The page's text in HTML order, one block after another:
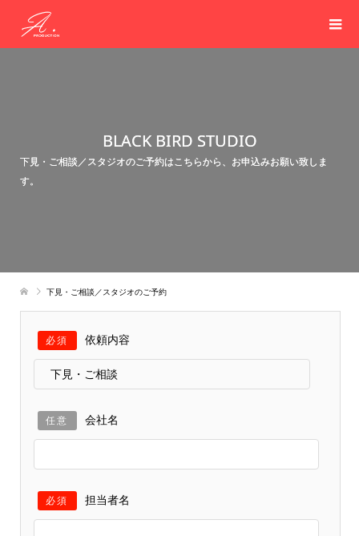
BLACK BIRD STUDIO
下見・ご相談／スタジオのご予約はこちらから、お申込みお願い致しま
す。
下見・ご相談／スタジオのご予約
必須 依頼内容
任意 会社名
必須 担当者名